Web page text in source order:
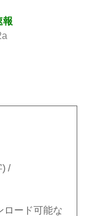
報
) /
ロード可能な